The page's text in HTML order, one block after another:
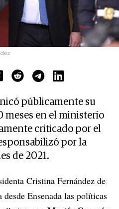
públicamente su
meses en el ministerio
criticado por el
por la
de 2021.
Cristina Fernández de
Ensenada las políticas